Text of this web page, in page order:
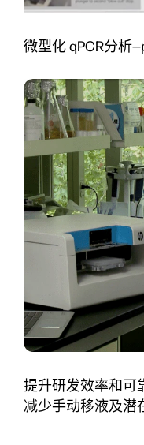
微型化 qPCR分析
提升研发效率和可
减少手动移液及潜